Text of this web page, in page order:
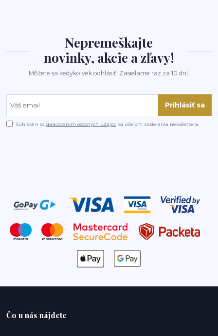
Nepremeškajte
novinky, akcie a zľavy!
Môžete sa kedykoľvek odhlásiť. Zasielame raz za 10 dní.
Prihlásiť sa
Súhlasím sospracovaním osobných údajov za účelom zasielania newslettera.
Čo u nás nájdete